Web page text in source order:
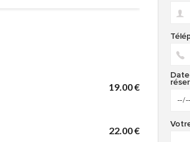
19.00 €
22.00 €